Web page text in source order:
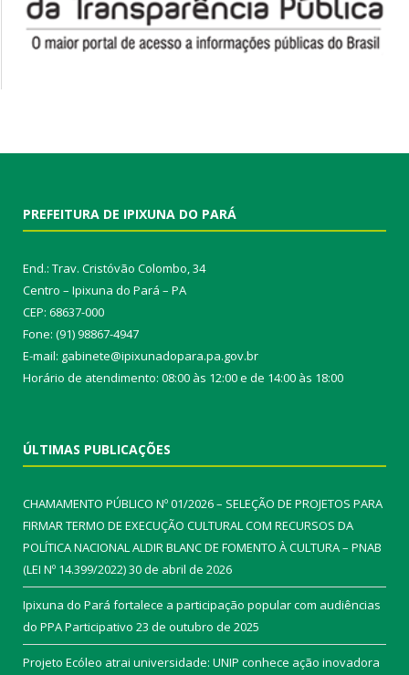
PREFEITURA DE IPIXUNA DO PARÁ
End.: Trav. Cristóvão Colombo, 34
Centro – Ipixuna do Pará – PA
CEP: 68637-000
Fone: (91) 98867-4947
E-mail: gabinete@ipixunadopara.pa.gov.br
Horário de atendimento: 08:00 às 12:00 e de 14:00 às 18:00
ÚLTIMAS PUBLICAÇÕES
CHAMAMENTO PÚBLICO Nº 01/2026 – SELEÇÃO DE PROJETOS PARA
FIRMAR TERMO DE EXECUÇÃO CULTURAL COM RECURSOS DA
POLÍTICA NACIONAL ALDIR BLANC DE FOMENTO À CULTURA – PNAB
(LEI Nº 14.399/2022)30 de abril de 2026
Ipixuna do Pará fortalece a participação popular com audiências
do PPA Participativo 23 de outubro de 2025
Projeto Ecóleo atrai universidade: UNIP conhece ação inovadora